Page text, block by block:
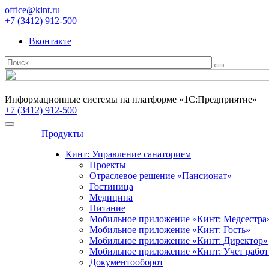
office@kint.ru
+7 (3412) 912-500
Вконтакте
Информационные системы на платформе «1С:Предприятие»
+7 (3412) 912-500
Продукты
Кинт: Управление санаторием
Проекты
Отраслевое решение «Пансионат»
Гостиница
Медицина
Питание
Мобильное приложение «Кинт:
Мобильное приложение «Кинт: Гость»
Мобильное приложение «Кинт: Директор»
Мобильное приложение «Кинт: Учет
Документооборот